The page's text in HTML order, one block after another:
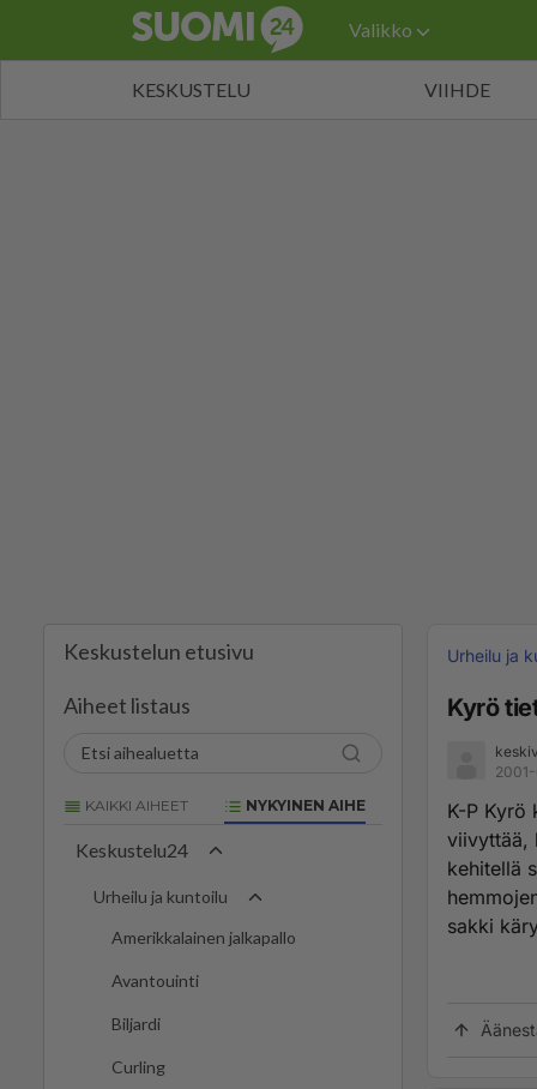
Valikko
KESKUSTELU VIIHDE
Keskustelun etusivu
Aiheet listaus
KAIKKI AIHEET NYKYINEN AIHE
Keskustelu24
Urheilu ja kuntoilu
Amerikkalainen jalkapallo
Avantouinti
Biljardi
Curling
Urheilu ja
Kyrö
K-P Kyrö
viivyttää,
kehitellä
sakki